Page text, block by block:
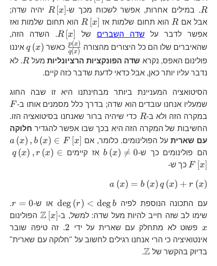
R. במילים אחרות, אפשר לשכוח מכך ש- R [x]
יהיה שדה;
אבל אם
R R הוא תחום שלמות אז
R\left[x\right]
R [x]
הוא תחום שלמות ואז
אפשר לדבר על שדה השברים של R [x]
. השדה הזה,
שהאיברים שלו הם כל היצורים מהצורה
q(x)
p(x) כאשר q (x)
איננו
פולינום האפס, נקרא שדה הפונקציות הרציונליות מעל R
R. לא
נדבר עליו יותר כאן, אבל כדאי לדעת שדבר כזה קיים.
הסיטואציה המעניינת ביותר מבחינתנו היא זו שבה החוג
שמעליו אנחנו עובדים הוא שדה; בדרך כלל מסמנים אותו ב- F
במקרה הזה ולא ב- R R כדי שיהיה ברור שאנחנו בסיטואציה הזו.
החשיבות של המקרה הזה היא בכך שבו אפשר להגדיר חלוקה
עם שארית על הפולינומים. כלומר, אם a (x) , b (x) ∈ F [x]
הם פולינומים כך ש-
b\left(x\right)\ne0
b (x) 
= 0 אז קיימים q (x) , r (x) ∈
F [x] כך ש-
a (x) = b (x) q (x) + r (x)
עם התכונה הנוספת לפיה
<\deg b
deg(r) < degb או ש- r = 0
.
שימו לב שזה חייב להיות מעל שדה: למשל, ב-
Z [x] הפולינום
xפשוט לא מתחלק עם שארית על ידי
2
2. זה טיפה שובר
אינטואיציה כי הרי אנחנו רגילים לחשוב על "חלוקה עם שארית"
בדיוק בהקשר של Z
.